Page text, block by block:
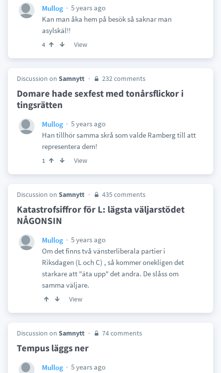
Mullog
5 years ago
Kan man åka hem på besök så saknar man
asylskäl!!
4 View
Discussion on Samnytt 232 comments
Domare hade sexfest med tonårsflickor i
tingsrätten
Mullog
5 years ago
Han tillhör samma skrå som valde Ramberg till att
representera dem!
1 View
Discussion on Samnytt 435 comments
Katastrofsiffror för L: lägsta väljarstödet
NÅGONSIN
Mullog
5 years ago
Om det finns två vänsterliberala partier i
Riksdagen (L och C) , så kommer onekligen det
starkare att "äta upp" det andra. De slåss om
samma väljare.
View
Discussion on Samnytt 74 comments
Tempus läggs ner
Mullog
5 years ago